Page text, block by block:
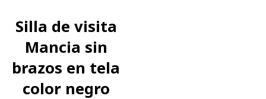
Silla de visita
Mancia sin
brazos en tela
color negro